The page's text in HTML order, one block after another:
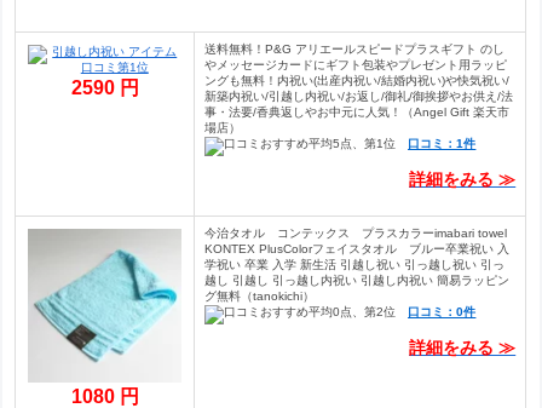
2590 円
送料無料！P&G アリエールスピードプラスギフト のし
やメッセージカードにギフト包装やプレゼント用ラッピ
ングも無料！内祝い(出産内祝い/結婚内祝い)や快気祝い/
新築内祝い/引越し内祝い/お返し/御礼/御挨拶やお供え/法
事・法要/香典返しやお中元に人気！（Angel Gift 楽天市
場店）
口コミ：1件
詳細をみる ≫
1080 円
今治タオル コンテックス プラスカラーimabari towel
KONTEX PlusColorフェイスタオル ブルー卒業祝い 入
学祝い 卒業 入学 新生活 引越し祝い 引っ越し祝い 引っ
越し 引越し 引っ越し内祝い 引越し内祝い 簡易ラッピン
グ無料（tanokichi）
口コミ：0件
詳細をみる ≫